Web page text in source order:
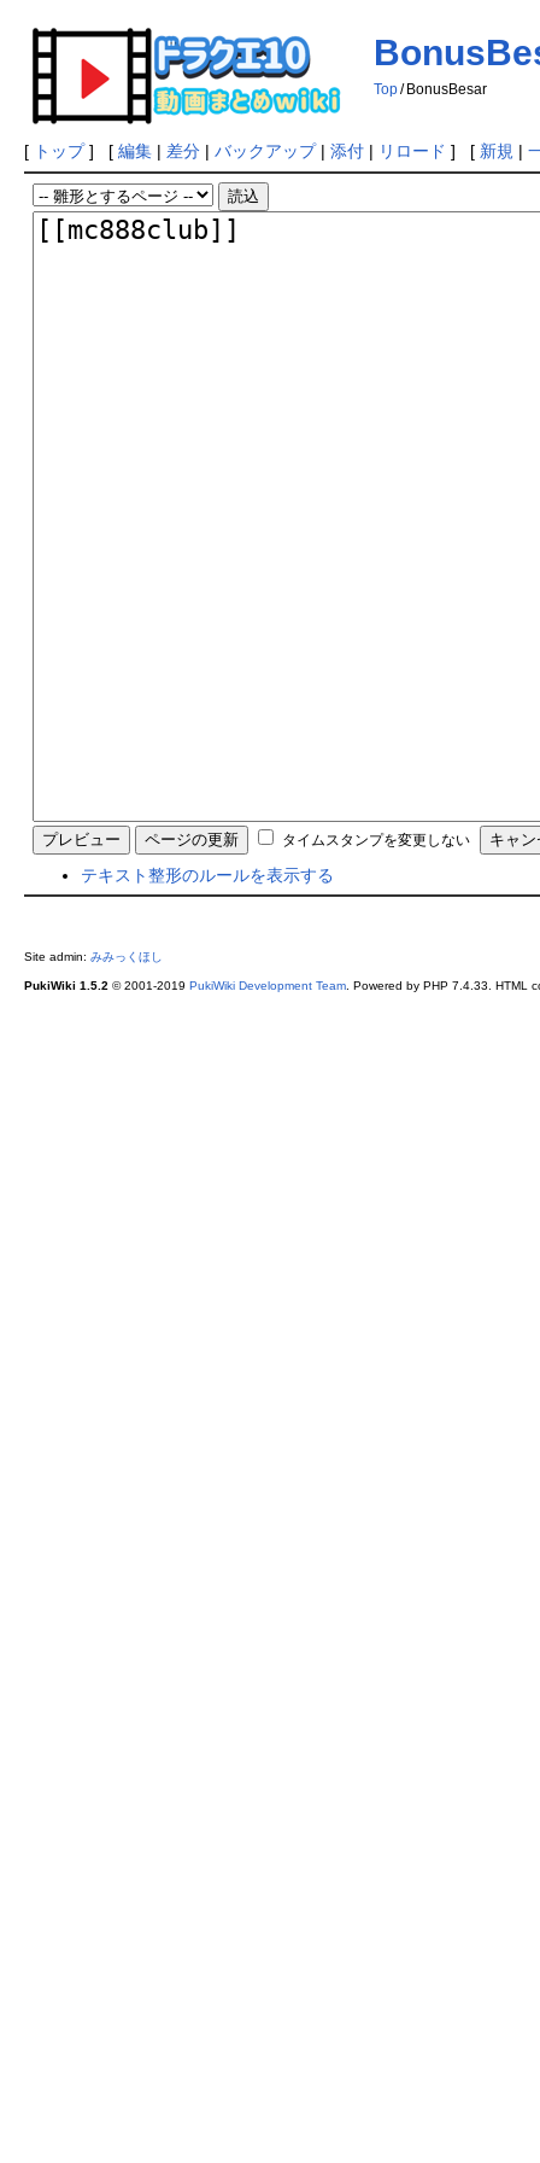
Top / BonusBesar
[ トップ] [ 編集| 差分| バックアップ| 添付| リロード ] [ 新規 |
タイムスタンプを変更しない
テキスト整形のルールを表示する
Site admin: みみっくほし
PukiWiki 1.5.2 © 2001-2019 PukiWiki Development Team. Powered by PHP 7.4.33. HTML